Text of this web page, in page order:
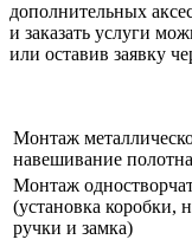
дополнительных
и заказать услуги
или оставив заявку
Монтаж
навешивание
Монтаж
(установка коробки,
ручки и замка)